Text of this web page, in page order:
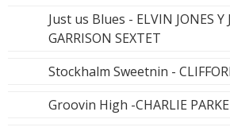
Just us Blues - ELVIN JONES Y
GARRISON SEXTET
Stockhalm Sweetnin -
Groovin High -CHARLIE